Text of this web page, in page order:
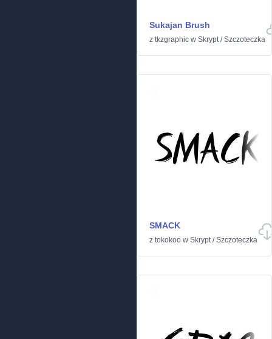
Sukajan Brush
z tkzgraphic w Skrypt/Szczoteczka
SMACK
z tokokoo w Skrypt/Szczoteczka